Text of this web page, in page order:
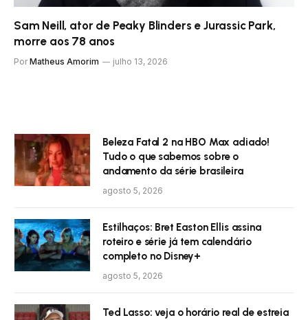
Sam Neill, ator de Peaky Blinders e Jurassic Park,
morre aos 78 anos
Por Matheus Amorim julho 13, 2026
Beleza Fatal 2 na HBO Max adiado!
Tudo o que sabemos sobre o
andamento da série brasileira
agosto 5, 2026
Estilhaços: Bret Easton Ellis assina
roteiro e série já tem calendário
completo no Disney+
agosto 5, 2026
Ted Lasso: veja o horário real de estreia